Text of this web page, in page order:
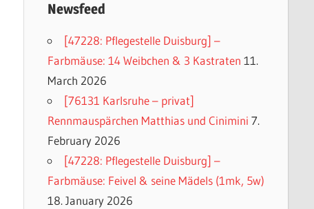
Newsfeed
[47228: Pflegestelle Duisburg] –
Farbmäuse: 14 Weibchen & 3 Kastraten 11.
March 2026
[76131 Karlsruhe – privat]
Rennmauspärchen Matthias und Cinimini 7.
February 2026
[47228: Pflegestelle Duisburg] –
Farbmäuse: Feivel & seine Mädels (1mk, 5w)
18. January 2026